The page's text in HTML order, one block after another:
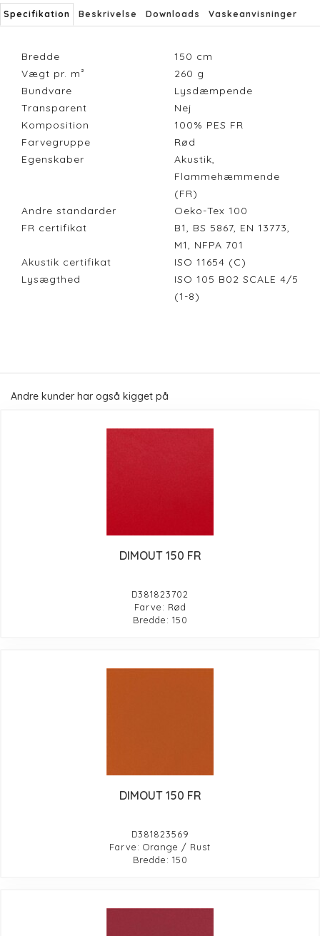
Specifikation Beskrivelse Downloads Vaskeanvisninger
Bredde 150 cm
Vægt pr. m²
260 g
Bundvare
Lysdæmpende
Transparent
Nej
Komposition
100% PES FR
Farvegruppe
Rød
Egenskaber
Akustik,
Flammehæmmende
(FR)
Andre standarder
Oeko-Tex 100
FR certifikat
B1, BS 5867, EN 13773,
M1, NFPA 701
Akustik certifikat
ISO 11654 (C)
Lysægthed
ISO 105 B02 SCALE 4/5
(1-8)
Andre kunder har også kigget på
DIMOUT 150 FR
D381823702
Farve: Rød
Bredde: 150
DIMOUT 150 FR
D381823569
Farve: Orange / Rust
Bredde: 150